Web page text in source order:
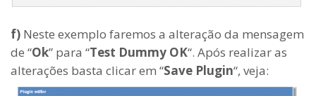
f) Neste exemplo faremos a alteração da mensagem
de “Ok” para “Test Dummy OK“. Após realizar as
alterações basta clicar em “Save Plugin“, veja: